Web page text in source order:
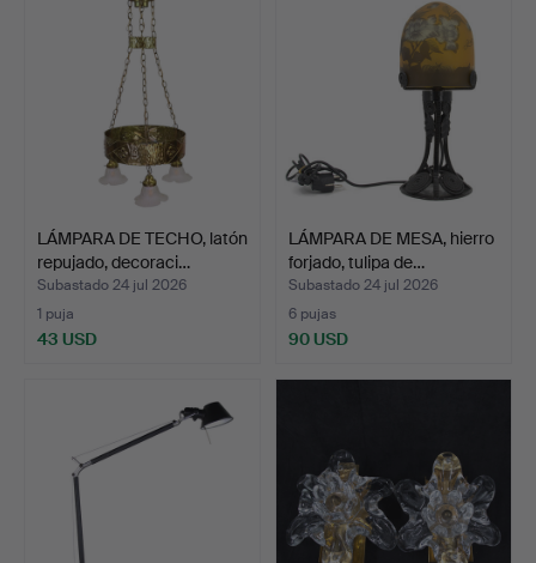
LÁMPARA DE TECHO, latón
repujado, decoraci…
Subastado 24 jul 2026
1 puja
43 USD
LÁMPARA DE MESA, hierro
forjado, tulipa de…
Subastado 24 jul 2026
6 pujas
90 USD